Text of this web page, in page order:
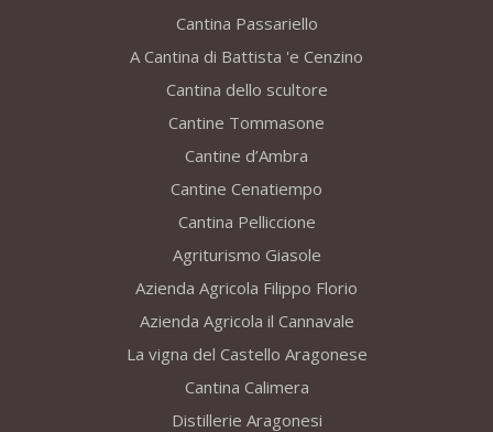
Cantina Passariello
A Cantina di Battista 'e Cenzino
Cantina dello scultore
Cantine Tommasone
Cantine d’Ambra
Cantine Cenatiempo
Cantina Pelliccione
Agriturismo Giasole
Azienda Agricola Filippo Florio
Azienda Agricola il Cannavale
La vigna del Castello Aragonese
Cantina Calimera
Distillerie Aragonesi